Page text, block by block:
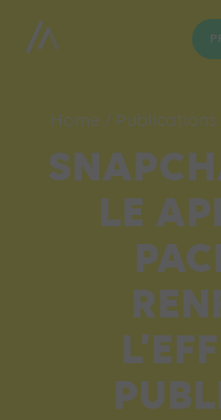
Home / Publications
LE